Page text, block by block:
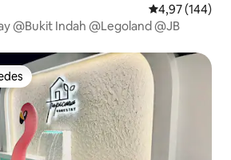
4,97 de uma
4,97 (144)
@Bukit Indah @Legoland @JB